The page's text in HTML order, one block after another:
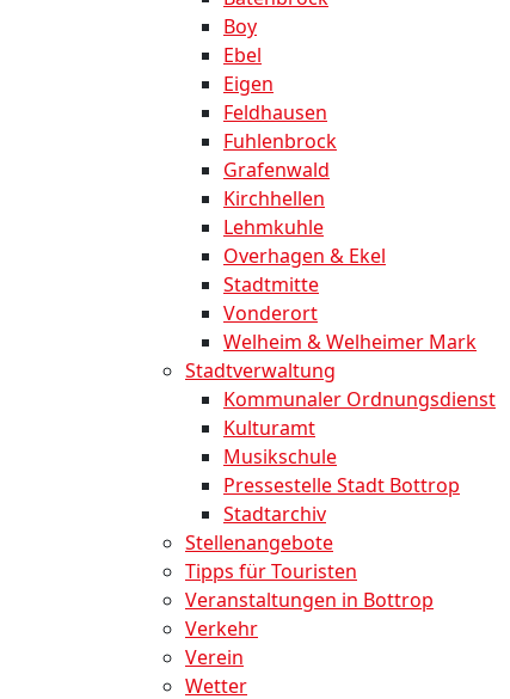
Boy
Ebel
Eigen
Feldhausen
Fuhlenbrock
Grafenwald
Kirchhellen
Lehmkuhle
Overhagen & Ekel
Stadtmitte
Vonderort
Welheim & Welheimer Mark
Stadtverwaltung
Kommunaler Ordnungsdienst
Kulturamt
Musikschule
Pressestelle Stadt Bottrop
Stadtarchiv
Stellenangebote
Tipps für Touristen
Veranstaltungen in Bottrop
Verkehr
Verein
Wetter